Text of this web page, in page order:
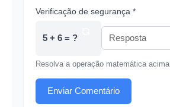
Verificação de segurança *
5 + 6 = ?
Resolva a operação matemática acima
Enviar Comentário